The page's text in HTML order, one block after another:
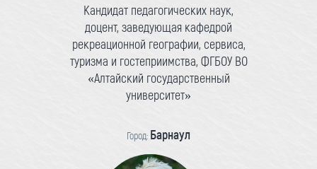
Кандидат педагогических наук,
доцент, заведующая кафедрой
рекреационной географии, сервиса,
туризма и гостеприимства, ФГБОУ ВО
«Алтайский государственный
университет»
Город: Барнаул